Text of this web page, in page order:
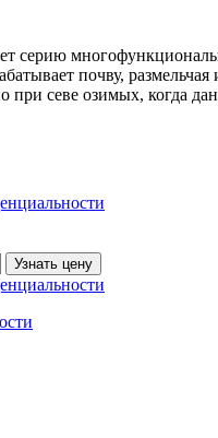
серию
почву,
при севе озимых, когда